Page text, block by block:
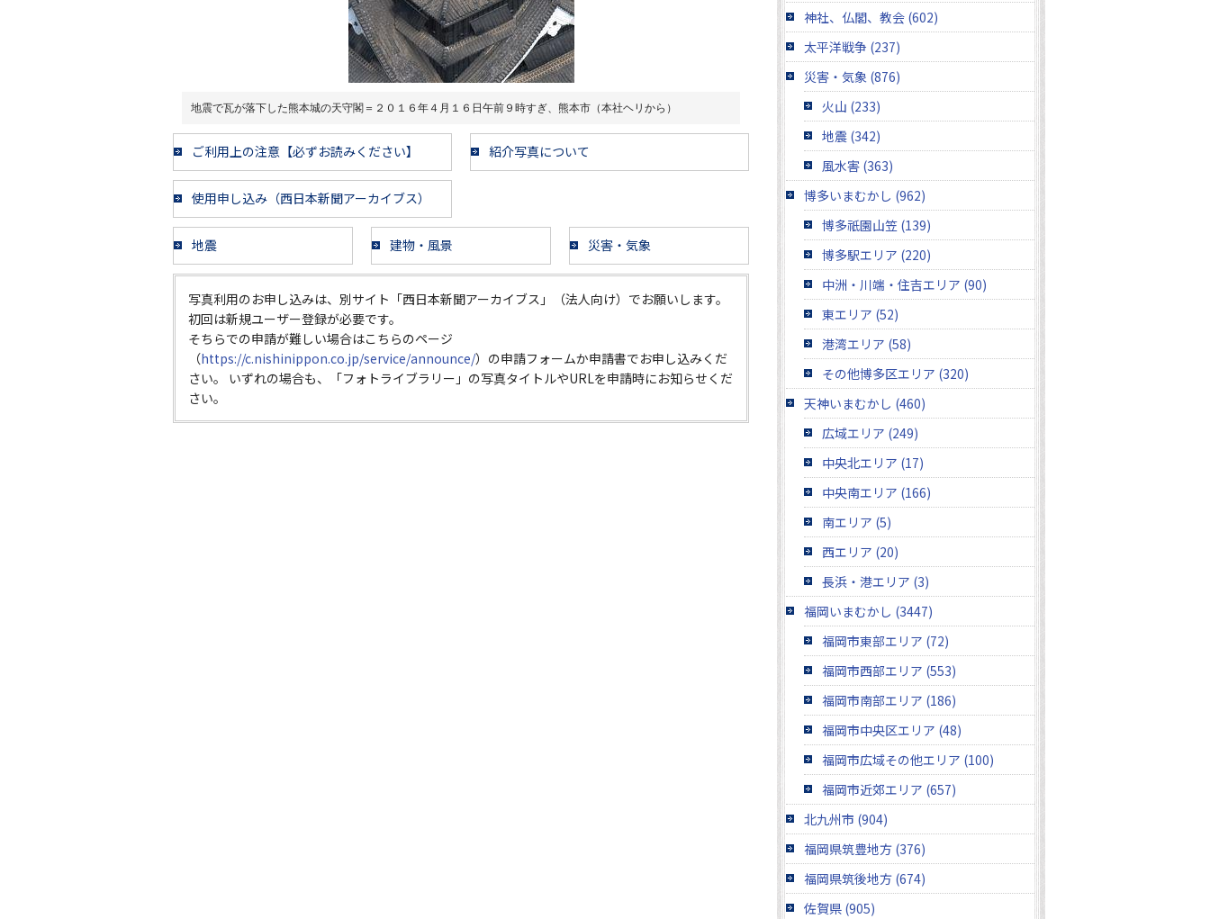
地震で瓦が落下した熊本城の天守閣＝２０１６年４月１６日午前９時すぎ、熊本市（本社ヘリから）
ご利用上の注意【必ずお読みください】 紹介写真について
使用申し込み（西日本新聞アーカイブス）
地震 建物・風景 災害・気象
写真利用のお申し込みは、別サイト「西日本新聞アーカイブス」（法人向け）でお願いします。
初回は新規ユーザー登録が必要です。
そちらでの申請が難しい場合はこちらのページ
（https://c.nishinippon.co.jp/service/announce/）の申請フォームか申請書でお申し込みくだ
さい。 いずれの場合も、「フォトライブラリー」の写真タイトルやURLを申請時にお知らせくだ
さい。
神社、仏閣、教会 (602)
太平洋戦争 (237)
災害・気象 (876)
火山 (233)
地震 (342)
風水害 (363)
博多いまむかし (962)
博多祇園山笠 (139)
博多駅エリア (220)
中洲・川端・住吉エリア (90)
東エリア (52)
港湾エリア (58)
その他博多区エリア (320)
天神いまむかし (460)
広域エリア (249)
中央北エリア (17)
中央南エリア (166)
南エリア (5)
西エリア (20)
長浜・港エリア (3)
福岡いまむかし (3447)
福岡市東部エリア (72)
福岡市西部エリア (553)
福岡市南部エリア (186)
福岡市中央区エリア (48)
福岡市広域その他エリア (100)
福岡市近郊エリア (657)
北九州市 (904)
福岡県筑豊地方 (376)
福岡県筑後地方 (674)
佐賀県 (905)